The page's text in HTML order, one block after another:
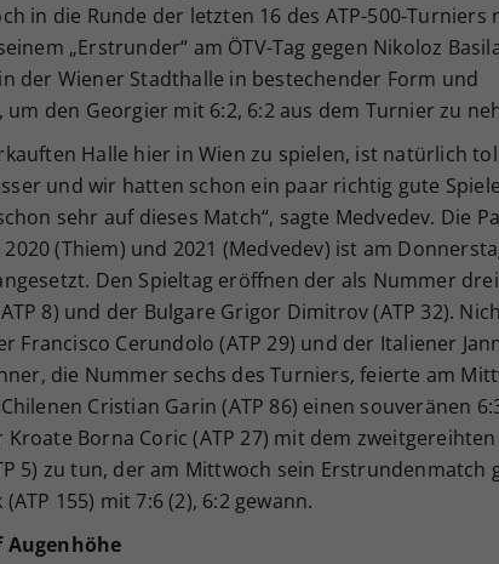
in die Runde der letzten 16 des ATP-500-Turniers
„Erstrunder“ am ÖTV-Tag gegen Nikoloz
der Wiener Stadthalle in bestechender Form und
den Georgier mit 6:2, 6:2 aus dem Turnier zu
Halle hier in Wien zu spielen, ist natürlich
und wir hatten schon ein paar richtig gute
sehr auf dieses Match“, sagte Medvedev. Die
(Thiem) und 2021 (Medvedev) ist am
Den Spieltag eröffnen der als Nummer drei
8) und der Bulgare Grigor Dimitrov (ATP 32).
Francisco Cerundolo (ATP 29) und der Italiener
die Nummer sechs des Turniers, feierte am
Cristian Garin (ATP 86) einen souveränen
Borna Coric (ATP 27) mit dem zweitgereihten
5) zu tun, der am Mittwoch sein Erstrundenmatch
155) mit 7:6 (2), 6:2 gewann.
Augenhöhe